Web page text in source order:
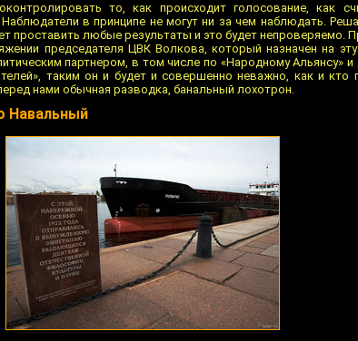
то, как происходит голосование, как
в принципе не могут ни за чем наблюдать.
проставить любые результаты и это будет непроверяемо.
председателя ЦВК Волкова, который назначен на
партнером, в том числе по «Народному Альянсу» и
таким он и будет и совершенно неважно, как и кто
нами обычная разводка, банальный лохотрон.
Навальный